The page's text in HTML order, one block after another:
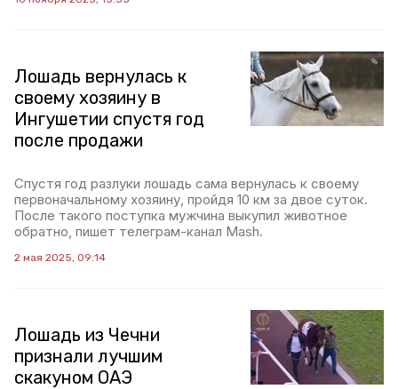
Лошадь вернулась к
своему хозяину в
Ингушетии спустя год
после продажи
Спустя год разлуки лошадь сама вернулась к своему
первоначальному хозяину, пройдя 10 км за двое суток.
После такого поступка мужчина выкупил животное
обратно, пишет телеграм-канал Mash.
2 мая 2025, 09:14
Лошадь из Чечни
признали лучшим
скакуном ОАЭ